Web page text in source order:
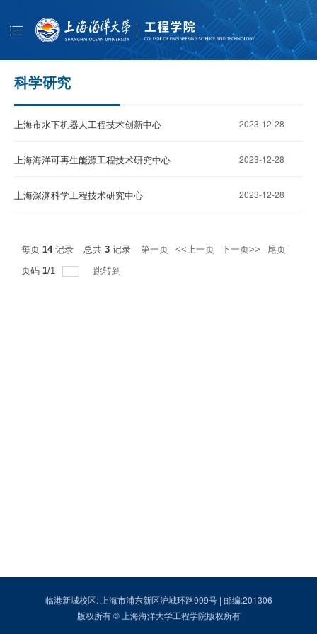
首页
人才培养
科学研究
书记信箱
EN
科学研究
上海市水下机器人工程技术创新中心 2023-12-28
上海海洋可再生能源工程技术研究中心 2023-12-28
上海深渊科学工程技术研究中心 2023-12-28
每页 14记录 总共 3 记录 第一页 <<上一页 下一页>>
尾页
页码 1/1 跳转到
临港新城校区: 上海市浦东新区沪城环路999号 | 邮编:201306
版权所有 © 上海海洋大学工程学院版权所有